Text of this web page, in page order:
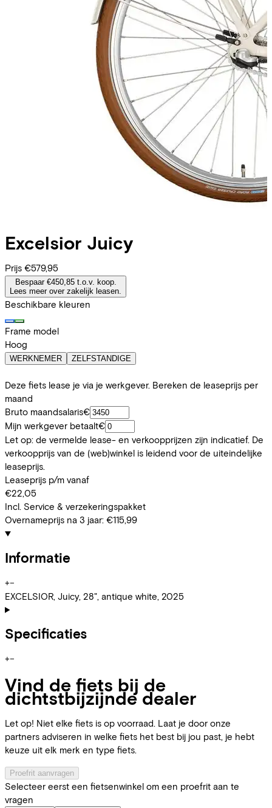
Excelsior Juicy
Prijs €579,95
Bespaar €450,85 t.o.v. koop.
Lees meer over zakelijk leasen.
Beschikbare kleuren
Frame model
Hoog
WERKNEMER ZELFSTANDIGE
Deze fiets lease je via je werkgever. Bereken de leaseprijs per
maand
Bruto maandsalaris€
Mijn werkgever betaalt€
Let op: de vermelde lease- en verkoopprijzen zijn indicatief. De
verkoopprijs van de (web)winkel is leidend voor de uiteindelijke
leaseprijs.
Leaseprijs p/m vanaf
€22,05
Incl. Service & verzekeringspakket
Overnameprijs na 3 jaar: €115,99
Informatie
+−
EXCELSIOR, Juicy, 28", antique white, 2025
Specificaties
+−
Vind de fiets bij de
dichtstbijzijnde dealer
Let op! Niet elke fiets is op voorraad. Laat je door onze
partners adviseren in welke fiets het best bij jou past, je hebt
keuze uit elk merk en type fiets.
Proefrit aanvragen
Selecteer eerst een fietsenwinkel om een proefrit aan te
vragen